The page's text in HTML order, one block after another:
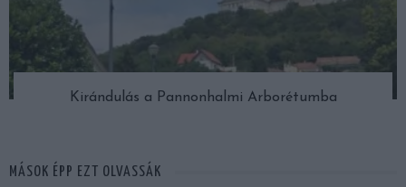
Kirándulás a Pannonhalmi Arborétumba
MÁSOK ÉPP EZT OLVASSÁK